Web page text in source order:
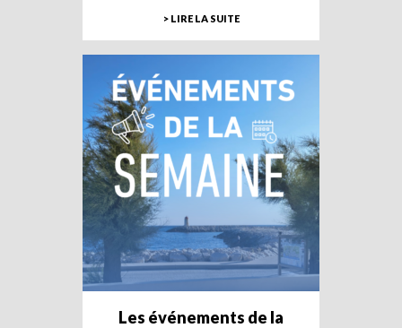
> LIRE LA SUITE
Les événements de la